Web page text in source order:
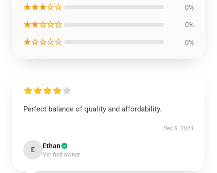
★★★☆☆ 0%
★★☆☆☆ 0%
★☆☆☆☆ 0%
Perfect balance of quality and affordability.
Dec 8, 2024
E Ethan
Verified owner